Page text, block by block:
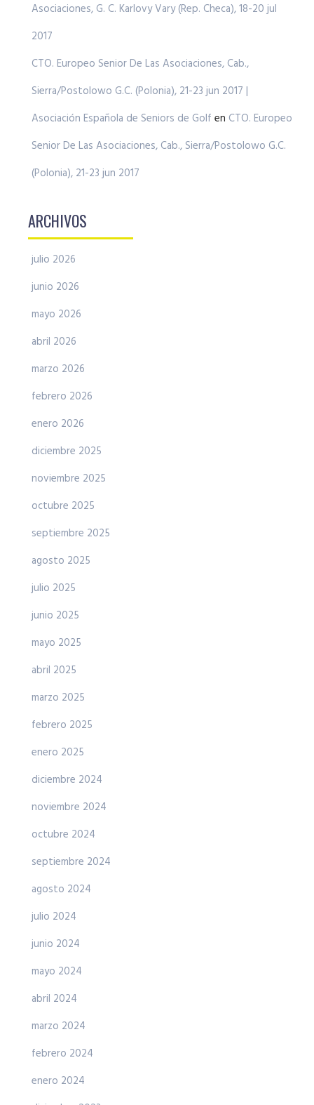
Asociaciones, G. C. Karlovy Vary (Rep. Checa), 18-20 jul
2017
CTO. Europeo Senior De Las Asociaciones, Cab.,
Sierra/Postolowo G.C. (Polonia), 21-23 jun 2017 |
Asociación Española de Seniors de Golf en CTO. Europeo
Senior De Las Asociaciones, Cab., Sierra/Postolowo G.C.
(Polonia), 21-23 jun 2017
ARCHIVOS
julio 2026
junio 2026
mayo 2026
abril 2026
marzo 2026
febrero 2026
enero 2026
diciembre 2025
noviembre 2025
octubre 2025
septiembre 2025
agosto 2025
julio 2025
junio 2025
mayo 2025
abril 2025
marzo 2025
febrero 2025
enero 2025
diciembre 2024
noviembre 2024
octubre 2024
septiembre 2024
agosto 2024
julio 2024
junio 2024
mayo 2024
abril 2024
marzo 2024
febrero 2024
enero 2024